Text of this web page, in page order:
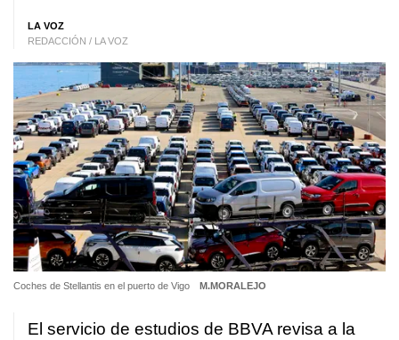
LA VOZ
REDACCIÓN / LA VOZ
Coches de Stellantis en el puerto de Vigo M.MORALEJO
El servicio de estudios de BBVA revisa a la